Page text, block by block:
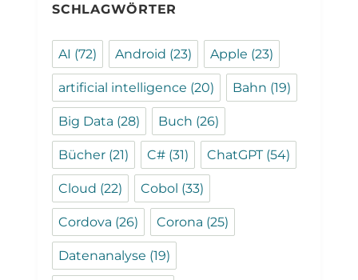
SCHLAGWÖRTER
AI (72) Android (23) Apple (23)
artificial intelligence (20) Bahn (19)
Big Data (28) Buch (26)
Bücher (21) C# (31) ChatGPT(54)
Cloud (22) Cobol (33)
Cordova (26) Corona (25)
Datenanalyse (19)